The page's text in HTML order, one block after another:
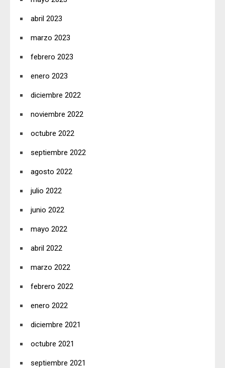
abril 2023
marzo 2023
febrero 2023
enero 2023
diciembre 2022
noviembre 2022
octubre 2022
septiembre 2022
agosto 2022
julio 2022
junio 2022
mayo 2022
abril 2022
marzo 2022
febrero 2022
enero 2022
diciembre 2021
octubre 2021
septiembre 2021